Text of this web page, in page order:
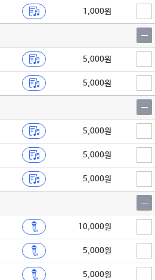
1,000원
5,000원
5,000원
5,000원
5,000원
5,000원
10,000원
5,000원
5,000원